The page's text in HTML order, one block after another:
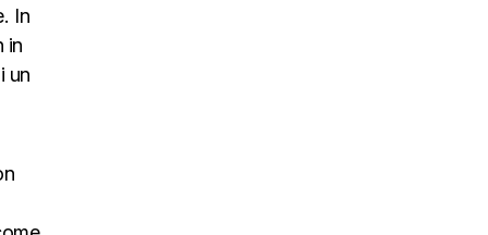
In
in
un